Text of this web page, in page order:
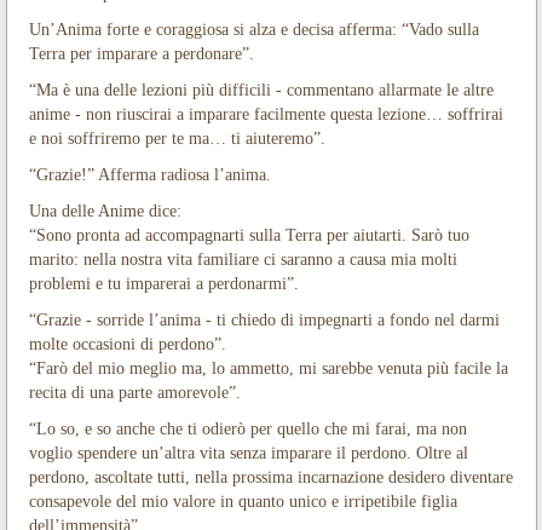
Un’Anima forte e coraggiosa si alza e decisa afferma: “Vado sulla
Terra per imparare a perdonare”.
“Ma è una delle lezioni più difficili - commentano allarmate le altre
anime - non riuscirai a imparare facilmente questa lezione… soffrirai
e noi soffriremo per te ma… ti aiuteremo”.
“Grazie!” Afferma radiosa l’anima.
Una delle Anime dice:
“Sono pronta ad accompagnarti sulla Terra per aiutarti. Sarò tuo
marito: nella nostra vita familiare ci saranno a causa mia molti
problemi e tu imparerai a perdonarmi”.
“Grazie - sorride l’anima - ti chiedo di impegnarti a fondo nel darmi
molte occasioni di perdono”.
“Farò del mio meglio ma, lo ammetto, mi sarebbe venuta più facile la
recita di una parte amorevole”.
“Lo so, e so anche che ti odierò per quello che mi farai, ma non
voglio spendere un’altra vita senza imparare il perdono. Oltre al
perdono, ascoltate tutti, nella prossima incarnazione desidero diventare
consapevole del mio valore in quanto unico e irripetibile figlia
dell’immensità”.